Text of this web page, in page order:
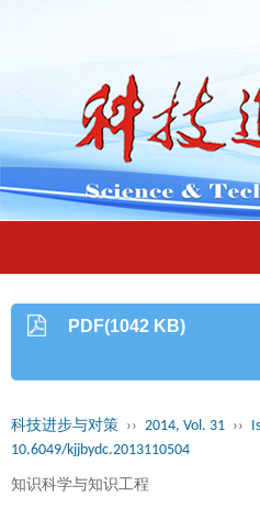
PDF(1042 KB)
科技进步与对策 ›› 2014, Vol. 31 ››
10.6049/kjjbydc.2013110504
知识科学与知识工程